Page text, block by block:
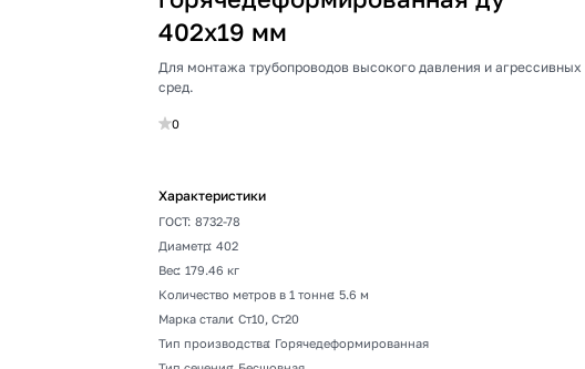
402х19 мм
Для монтажа трубопроводов высокого давления и агрессивных
сред.
0
Характеристики
ГОСТ: 8732-78
Диаметр: 402
Вес: 179.46 кг
Количество метров в 1 тонне: 5.6 м
Марка стали: Ст10, Ст20
Тип производства: Горячедеформированная